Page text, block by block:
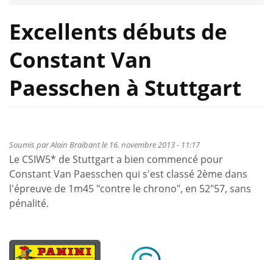
Excellents débuts de
Constant Van
Paesschen à Stuttgart
Soumis parAlain Braibantle 16. novembre 2013 - 11:17
Le CSIW5* de Stuttgart a bien commencé pour
Constant Van Paesschen qui s'est classé 2ème dans
l'épreuve de 1m45 "contre le chrono", en 52"57, sans
pénalité.